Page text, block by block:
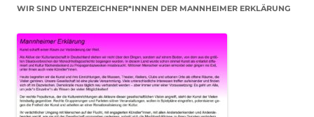
WIR SIND UNTERZEICHNER*INNEN DER MANNHEIMER ERKLÄRUNG